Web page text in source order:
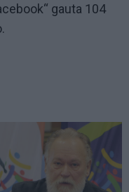
gauta 104